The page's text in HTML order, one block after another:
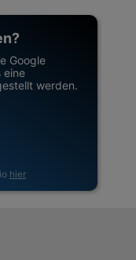
Google
eine
werden.
hier